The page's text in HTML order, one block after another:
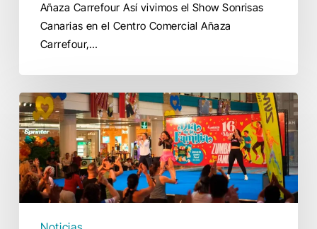
Añaza Carrefour Así vivimos el Show Sonrisas
Canarias en el Centro Comercial Añaza
Carrefour,…
El
Día
de
la
Familia
en